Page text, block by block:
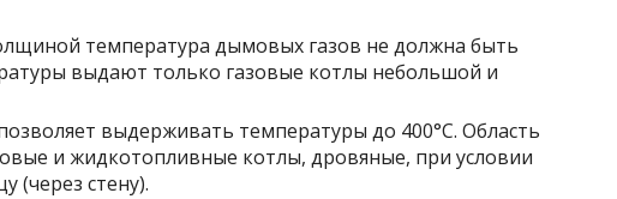
температура дымовых газов не должна быть
выдают только газовые котлы небольшой и
выдерживать температуры до 400°C. Область
и жидкотопливные котлы, дровяные, при условии
(через стену).